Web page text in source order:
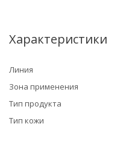
Характеристики
Линия
Зона применения
Тип продукта
Тип кожи